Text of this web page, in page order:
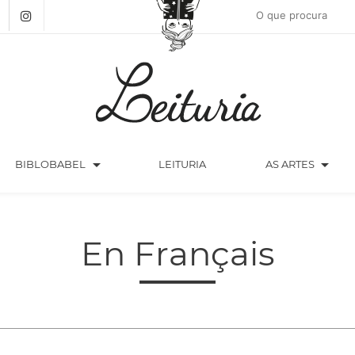
BIBLOBABEL arrow_drop_down LEITURIA AS ARTES arrow_drop_down
En Français